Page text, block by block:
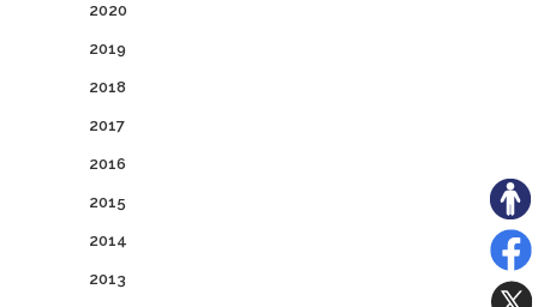
2020
2019
2018
2017
2016
2015
2014
2013